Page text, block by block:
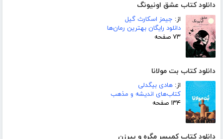
دانلود کتاب عشق اونیونگ
از: جیمز اسکارث گیل
دانلود رایگان بهترین رمان‌ها
۷۳ صفحه
دانلود کتاب بت مولانا
از: هادی بیگدلی
کتاب‌های اندیشه و مذهب
۱۳۴ صفحه
دانلود کتاب کمیسر مگره و پیرزن